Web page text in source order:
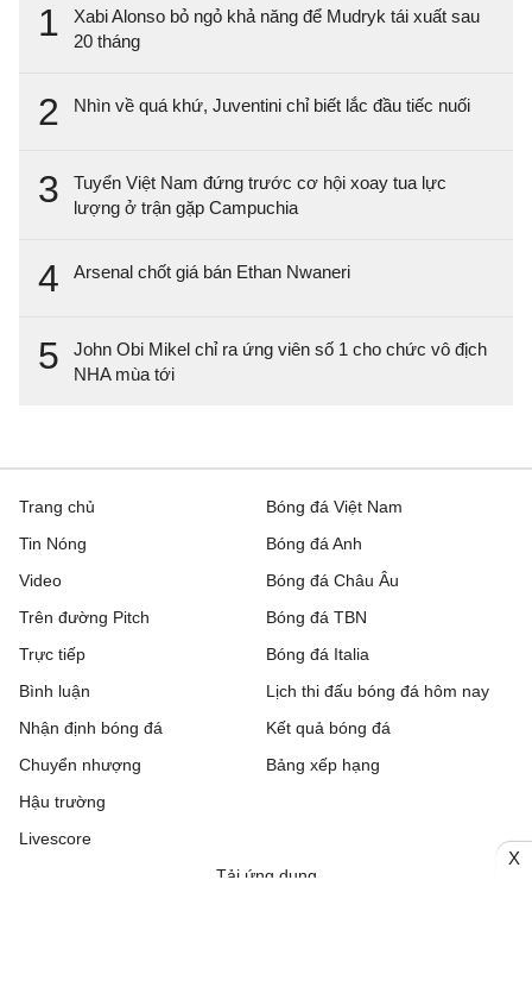
1
Xabi Alonso bỏ ngỏ khả năng để Mudryk tái xuất sau
20 tháng
2 Nhìn về quá khứ, Juventini chỉ biết lắc đầu tiếc nuối
3
Tuyển Việt Nam đứng trước cơ hội xoay tua lực
lượng ở trận gặp Campuchia
4 Arsenal chốt giá bán Ethan Nwaneri
5
John Obi Mikel chỉ ra ứng viên số 1 cho chức vô địch
NHA mùa tới
Trang chủ
Tin Nóng
Video
Trên đường Pitch
Trực tiếp
Bóng đá Việt Nam
Bóng đá Anh
Bóng đá Châu Âu
Bóng đá TBN
Bóng đá Italia
Bình luận
Nhận định bóng đá
Chuyển nhượng
Hậu trường
Livescore
Lịch thi đấu bóng đá hôm nay
Kết quả bóng đá
Bảng xếp hạng
Tải ứng dụng
X